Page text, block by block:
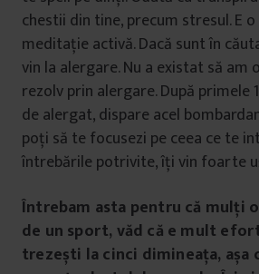
chestii din tine, precum stresul. E
meditație activă. Dacă sunt în
vin la alergare. Nu a existat să am
rezolv prin alergare. După primele
de alergat, dispare acel
poți să te focusezi pe ceea ce te
întrebările potrivite, îți vin foarte
Întrebam asta pentru că mulți
de un sport, văd că e mult
trezești la cinci dimineața, așa